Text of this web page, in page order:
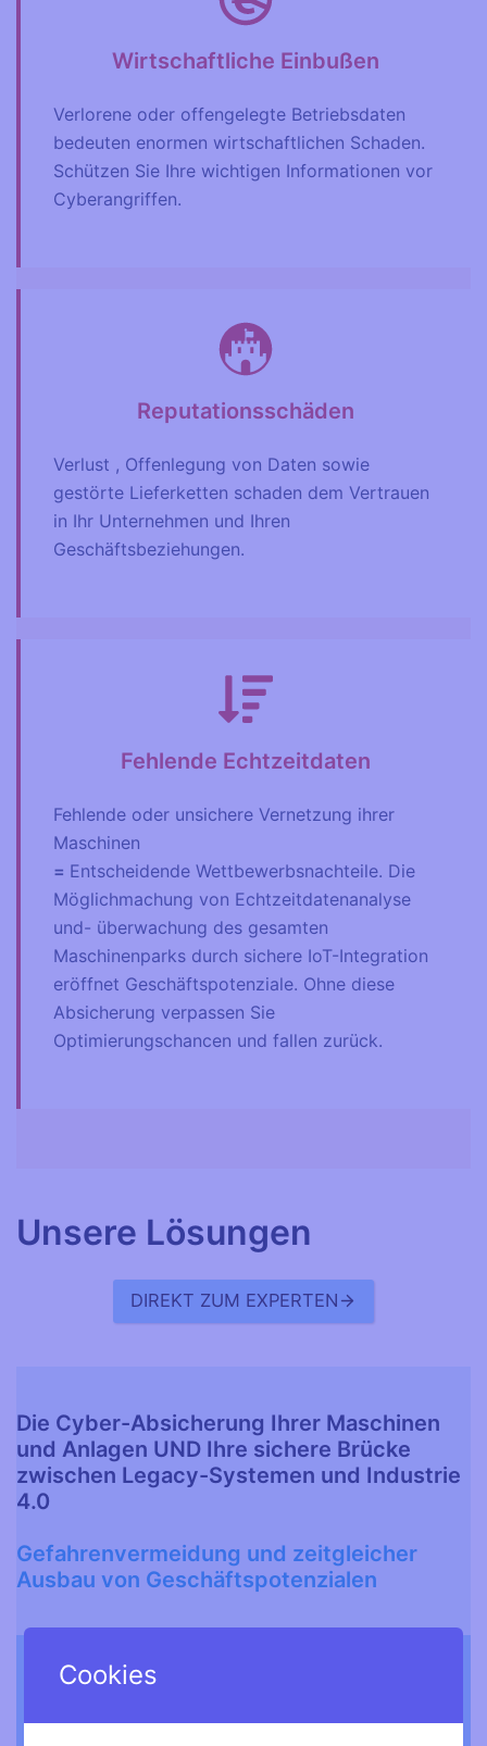
Wirtschaftliche Einbußen
Verlorene oder offengelegte Betriebsdaten
bedeuten enormen wirtschaftlichen Schaden.
Schützen Sie Ihre wichtigen Informationen vor
Cyberangriffen.
Reputationsschäden
Verlust , Offenlegung von Daten sowie
gestörte Lieferketten schaden dem Vertrauen
in Ihr Unternehmen und Ihren
Geschäftsbeziehungen.
Fehlende Echtzeitdaten
Fehlende oder unsichere Vernetzung ihrer
Maschinen
= Entscheidende Wettbewerbsnachteile. Die
Möglichmachung von Echtzeitdatenanalyse
und- überwachung des gesamten
Maschinenparks durch sichere IoT-Integration
eröffnet Geschäftspotenziale. Ohne diese
Absicherung verpassen Sie
Optimierungschancen und fallen zurück.
Unsere Lösungen
DIREKT ZUM EXPERTEN
Die Cyber-Absicherung Ihrer Maschinen
und Anlagen UND Ihre sichere Brücke
zwischen Legacy-Systemen und Industrie
4.0
Gefahrenvermeidung und zeitgleicher
Ausbau von Geschäftspotenzialen
Cookies